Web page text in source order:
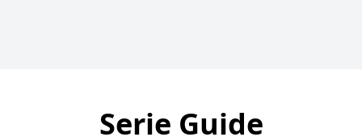
Serie Guide